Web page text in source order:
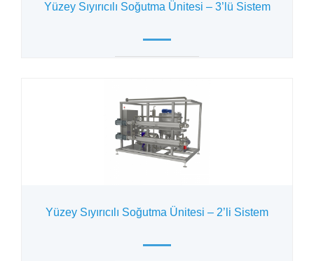
Yüzey Sıyırıcılı Soğutma Ünitesi – 3’lü Sistem
Yüzey Sıyırıcılı Soğutma Ünitesi – 2’li Sistem